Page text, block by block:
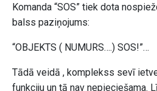
Komanda “SOS” tiek dota
balss paziņojums:
“OBJEKTS ( NUMURS….) SOS!”…
Tādā veidā , komplekss sevī
funkciju un tā nav nepieciešama.